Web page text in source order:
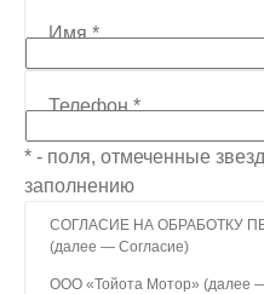
Имя*
Телефон*
* - поля, отмеченные
заполнению
СОГЛАСИЕ НА ОБРАБОТКУ
(далее — Согласие)
ООО «Тойота Мотор» (далее